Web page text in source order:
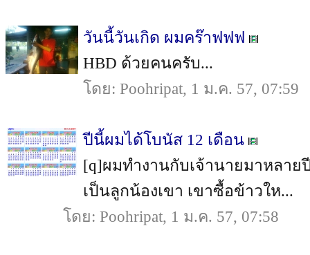
วันนี้วันเกิด ผมคร๊าฟฟฟ
HBD ด้วยคนครับ...
โดย: Poohripat, 1 ม.ค. 57, 07:59
ปีนี้ผมได้โบนัส 12 เดือน
[q]ผมทำงานกับเจ้านายมาหลาย
เป็นลูกน้องเขา เขาซื้อข้าวให...
โดย: Poohripat, 1 ม.ค. 57, 07:58